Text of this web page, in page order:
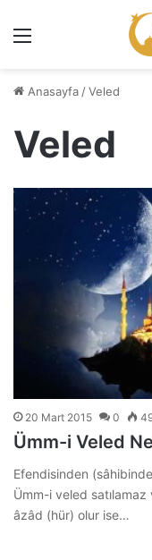
Anasayfa /Veled
Veled
20 Mart 2015 0
Ümm-i Veled
Efendisinden
Ümm-i veled
âzâd (hür) olur ise…